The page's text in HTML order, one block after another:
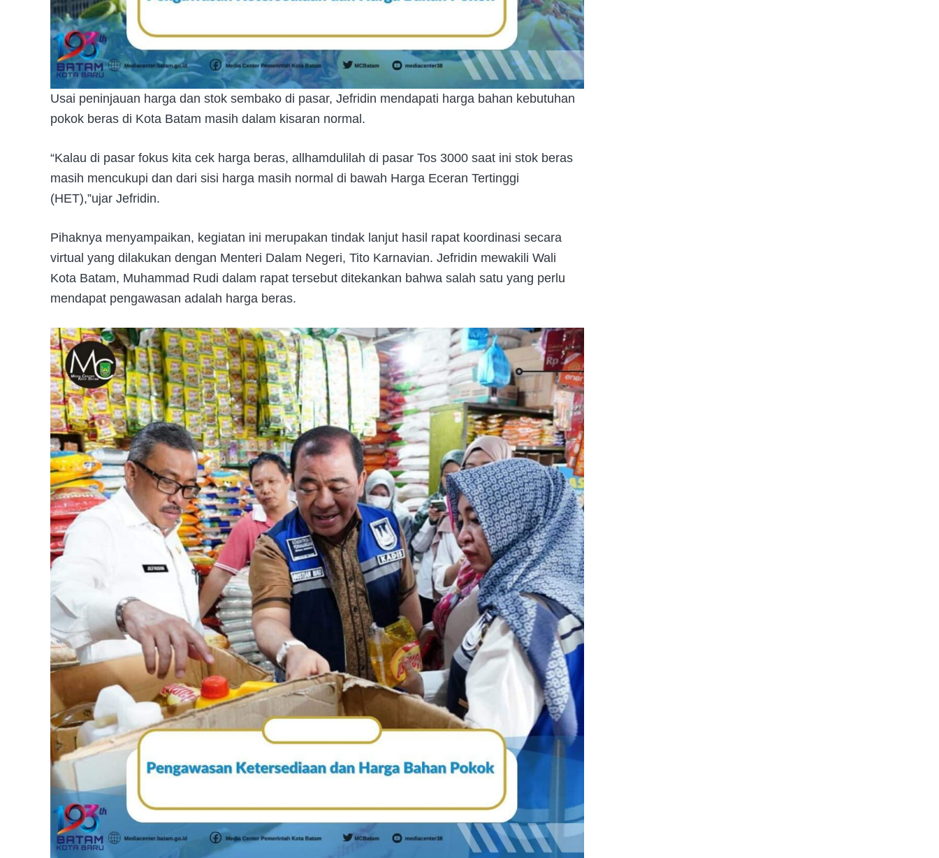
Usai peninjauan harga dan stok sembako di pasar, Jefridin mendapati harga bahan kebutuhan
pokok beras di Kota Batam masih dalam kisaran normal.
“Kalau di pasar fokus kita cek harga beras, allhamdulilah di pasar Tos 3000 saat ini stok beras
masih mencukupi dan dari sisi harga masih normal di bawah Harga Eceran Tertinggi
(HET),”ujar Jefridin.
Pihaknya menyampaikan, kegiatan ini merupakan tindak lanjut hasil rapat koordinasi secara
virtual yang dilakukan dengan Menteri Dalam Negeri, Tito Karnavian. Jefridin mewakili Wali
Kota Batam, Muhammad Rudi dalam rapat tersebut ditekankan bahwa salah satu yang perlu
mendapat pengawasan adalah harga beras.